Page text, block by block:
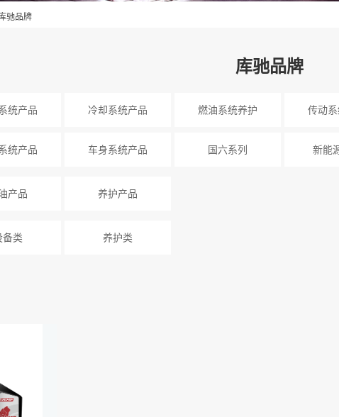
驰品牌
库驰品牌
统产品 冷却系统产品 燃油系统养护 传动
统产品 车身系统产品 国六系列 新能
产品 养护产品
备类 养护类